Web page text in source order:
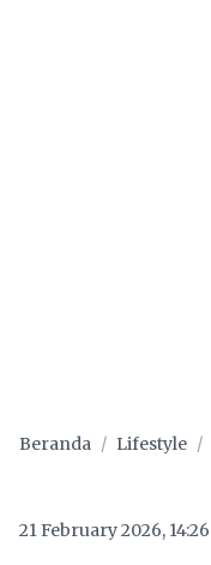
Beranda / Lifestyle /
21 February 2026, 14:26